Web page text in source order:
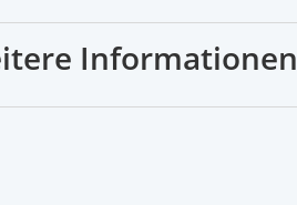
Informationen